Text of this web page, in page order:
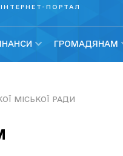
ПОРТАЛ
ГРОМАДЯНАМ
МІСЬКОЇ РАДИ